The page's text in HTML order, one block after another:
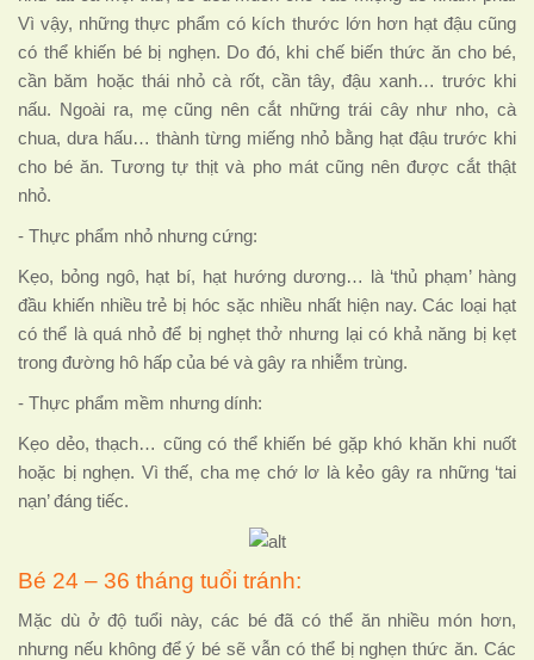
Vì vậy, những thực phẩm có kích thước lớn hơn hạt đậu cũng
có thể khiến bé bị nghẹn. Do đó, khi chế biến thức ăn cho bé,
cần băm hoặc thái nhỏ cà rốt, cần tây, đậu xanh… trước khi
nấu. Ngoài ra, mẹ cũng nên cắt những trái cây như nho, cà
chua, dưa hấu… thành từng miếng nhỏ bằng hạt đậu trước khi
cho bé ăn. Tương tự thịt và pho mát cũng nên được cắt thật
nhỏ.
- Thực phẩm nhỏ nhưng cứng:
Kẹo, bỏng ngô, hạt bí, hạt hướng dương… là ‘thủ phạm’ hàng
đầu khiến nhiều trẻ bị hóc sặc nhiều nhất hiện nay. Các loại hạt
có thể là quá nhỏ để bị nghẹt thở nhưng lại có khả năng bị kẹt
trong đường hô hấp của bé và gây ra nhiễm trùng.
- Thực phẩm mềm nhưng dính:
Kẹo dẻo, thạch… cũng có thể khiến bé gặp khó khăn khi nuốt
hoặc bị nghẹn. Vì thế, cha mẹ chớ lơ là kẻo gây ra những ‘tai
nạn’ đáng tiếc.
Bé 24 – 36 tháng tuổi tránh:
Mặc dù ở độ tuổi này, các bé đã có thể ăn nhiều món hơn,
nhưng nếu không để ý bé sẽ vẫn có thể bị nghẹn thức ăn. Các